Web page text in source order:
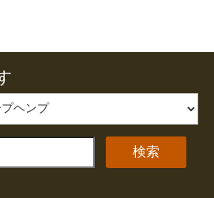
検索